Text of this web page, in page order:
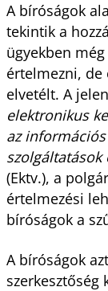
A bíróságok
tekintik a
ügyekben
értelmezni, de
elvetélt. A
elektronikus
az
szolgáltatások
(Ektv.), a
értelmezési
bíróságok a
A bíróságok
szerkesztőség